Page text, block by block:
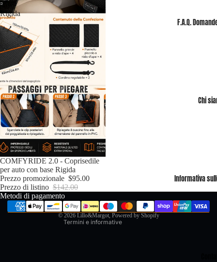
F.A.Q.
Chi
Informativa
base
Rigida
In offerta
COMFYRIDE 2.0 - Coprisedile
per auto con base Rigida
Prezzo promozionale $95.00
Prezzo di listino $142.00
Metodi di pagamento
© 2026 Lillo&Margot, Powered by Shopify
Termini e informative
Informativa sui rimborsi
Informativa sulla privacy
Termini e condizioni del servizio
Informativa sulle spedizioni
Recapiti